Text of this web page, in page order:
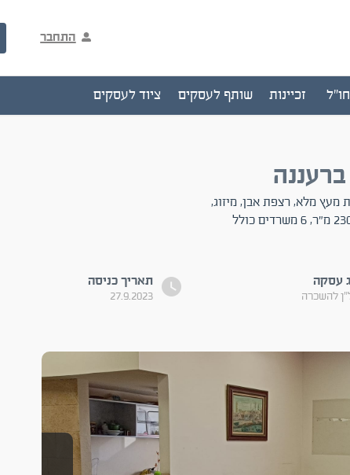
התחבר
זכיינות שותף לעסקים ציוד לעסקים
מעץ מלא, רצפת אבן, מיזוג,
תשתיות חשמל ותקשורת, מרכזיה, מערכות גילוי וכיבוי אש. * 230 מ"ר, 6 משרדים כולל
עסקה
להשכרה
תאריך כניסה
27.9.2023